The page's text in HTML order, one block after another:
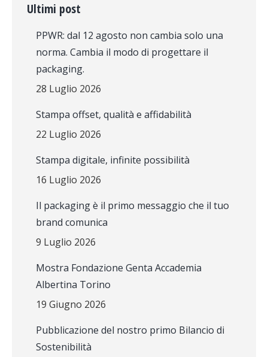
Ultimi post
PPWR: dal 12 agosto non cambia solo una
norma. Cambia il modo di progettare il
packaging.
28 Luglio 2026
Stampa offset, qualità e affidabilità
22 Luglio 2026
Stampa digitale, infinite possibilità
16 Luglio 2026
Il packaging è il primo messaggio che il tuo
brand comunica
9 Luglio 2026
Mostra Fondazione Genta Accademia
Albertina Torino
19 Giugno 2026
Pubblicazione del nostro primo Bilancio di
Sostenibilità